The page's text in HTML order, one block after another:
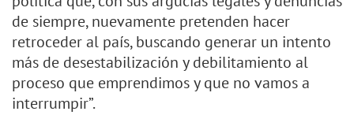
de siempre, nuevamente pretenden hacer
retroceder al país, buscando generar un intento
más de desestabilización y debilitamiento al
proceso que emprendimos y que no vamos a
interrumpir”.